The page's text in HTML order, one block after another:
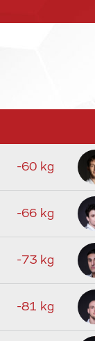
-60 kg
-66 kg
-73 kg
-81 kg